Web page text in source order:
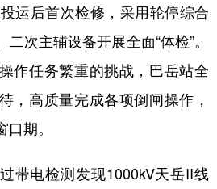
运后首次检修，采用轮停综合
次主辅设备开展全面“体检”。
作任务繁重的挑战，巴岳站全
，高质量完成各项倒闸操作，
期。
电检测发现1000kV天岳II线